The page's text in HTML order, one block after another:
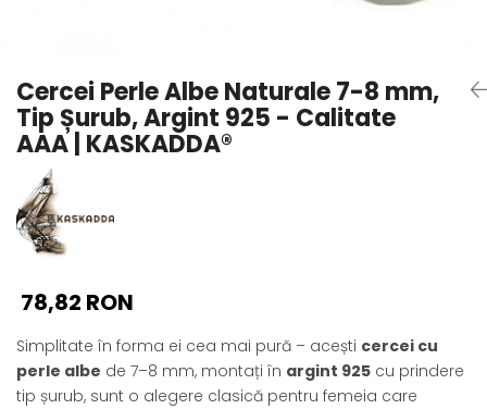
Pandantive cu Perle
Brose cu Perle
Cercei Perle Albe Naturale 7-8 mm,
Tip Șurub, Argint 925 - Calitate
AAA | KASKADDA®
78,82 RON
Simplitate în forma ei cea mai pură – acești cercei cu
perle albe de 7–8 mm, montați în argint 925 cu prindere
tip șurub, sunt o alegere clasică pentru femeia care